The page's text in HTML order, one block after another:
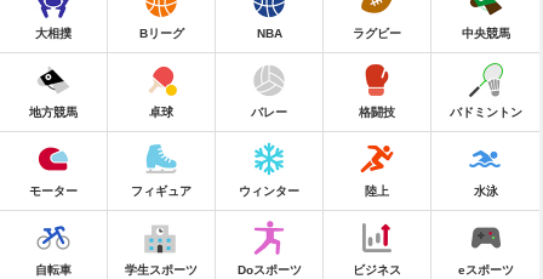
大相撲 Bリーグ NBA ラグビー 中央競馬
地方競馬 卓球 バレー 格闘技 バドミントン
モーター フィギュア ウィンター 陸上 水泳
自転車 学生スポーツ Doスポーツ ビジネス eスポーツ